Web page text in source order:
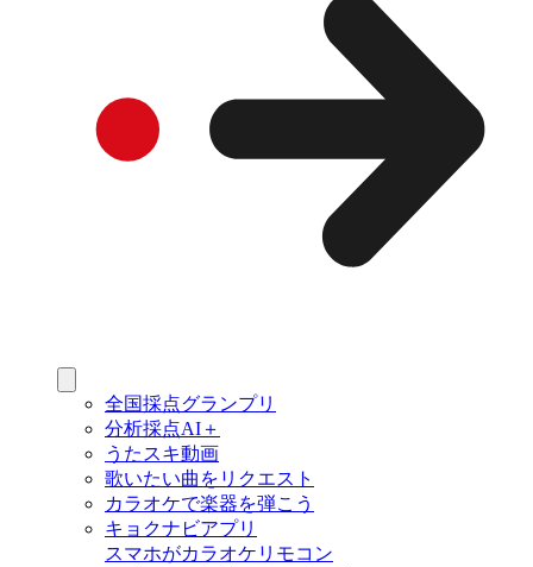
全国採点グランプリ
分析採点AI＋
うたスキ動画
歌いたい曲をリクエスト
カラオケで楽器を弾こう
キョクナビアプリ
スマホがカラオケリモコン